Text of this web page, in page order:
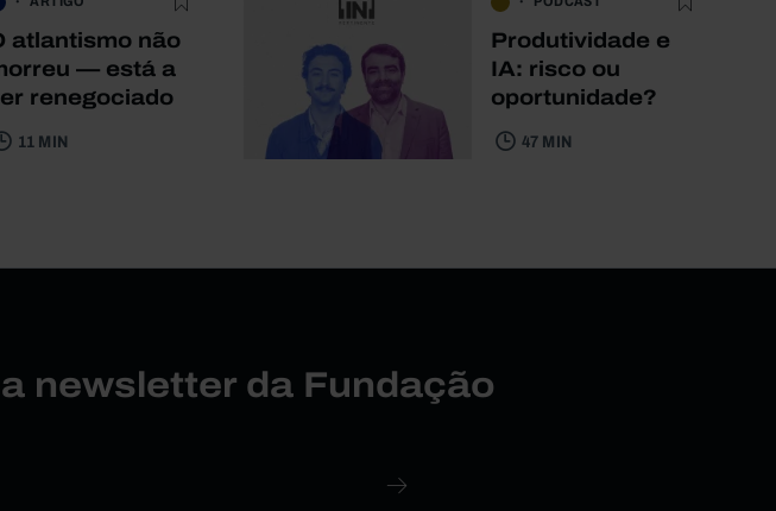
atlantismo não
— está a
renegociado
11 MIN
Produtividade e
IA: risco ou
oportunidade?
47 MIN
newsletter da Fundação